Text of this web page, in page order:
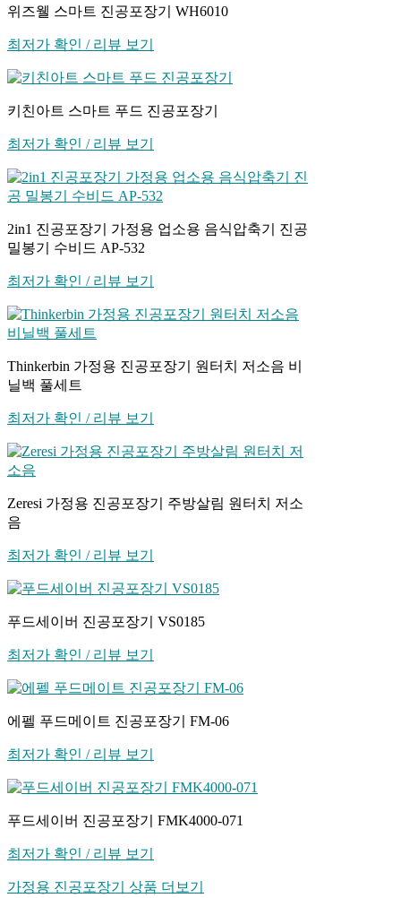
위즈웰 스마트 진공포장기 WH6010
최저가 확인 / 리뷰 보기
키친아트 스마트 푸드 진공포장기
최저가 확인 / 리뷰 보기
2in1 진공포장기 가정용 업소용 음식압축기 진공
밀봉기 수비드 AP-532
최저가 확인 / 리뷰 보기
Thinkerbin 가정용 진공포장기 원터치 저소음 비
닐백 풀세트
최저가 확인 / 리뷰 보기
Zeresi 가정용 진공포장기 주방살림 원터치 저소
음
최저가 확인 / 리뷰 보기
푸드세이버 진공포장기 VS0185
최저가 확인 / 리뷰 보기
에펠 푸드메이트 진공포장기 FM-06
최저가 확인 / 리뷰 보기
푸드세이버 진공포장기 FMK4000-071
최저가 확인 / 리뷰 보기
가정용 진공포장기 상품 더보기